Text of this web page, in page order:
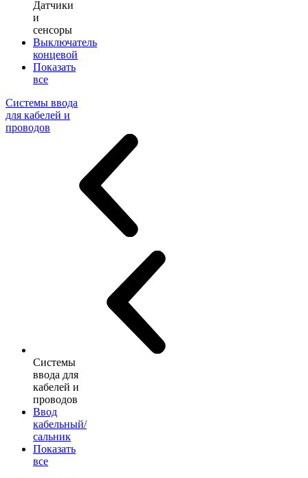
Датчики
и
сенсоры
Выключатель
концевой
Показать
все
Системы ввода
для кабелей и
проводов
Системы
ввода для
кабелей и
проводов
Ввод
кабельный/
сальник
Показать
все